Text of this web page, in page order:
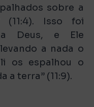
sobre a
Isso foi
a Deus, e Ele
a nada o
os espalhou o
a terra” (11:9).